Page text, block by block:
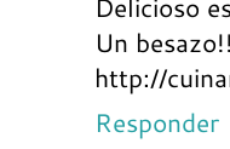
Delicioso
Un besazo!!
http://
Responder